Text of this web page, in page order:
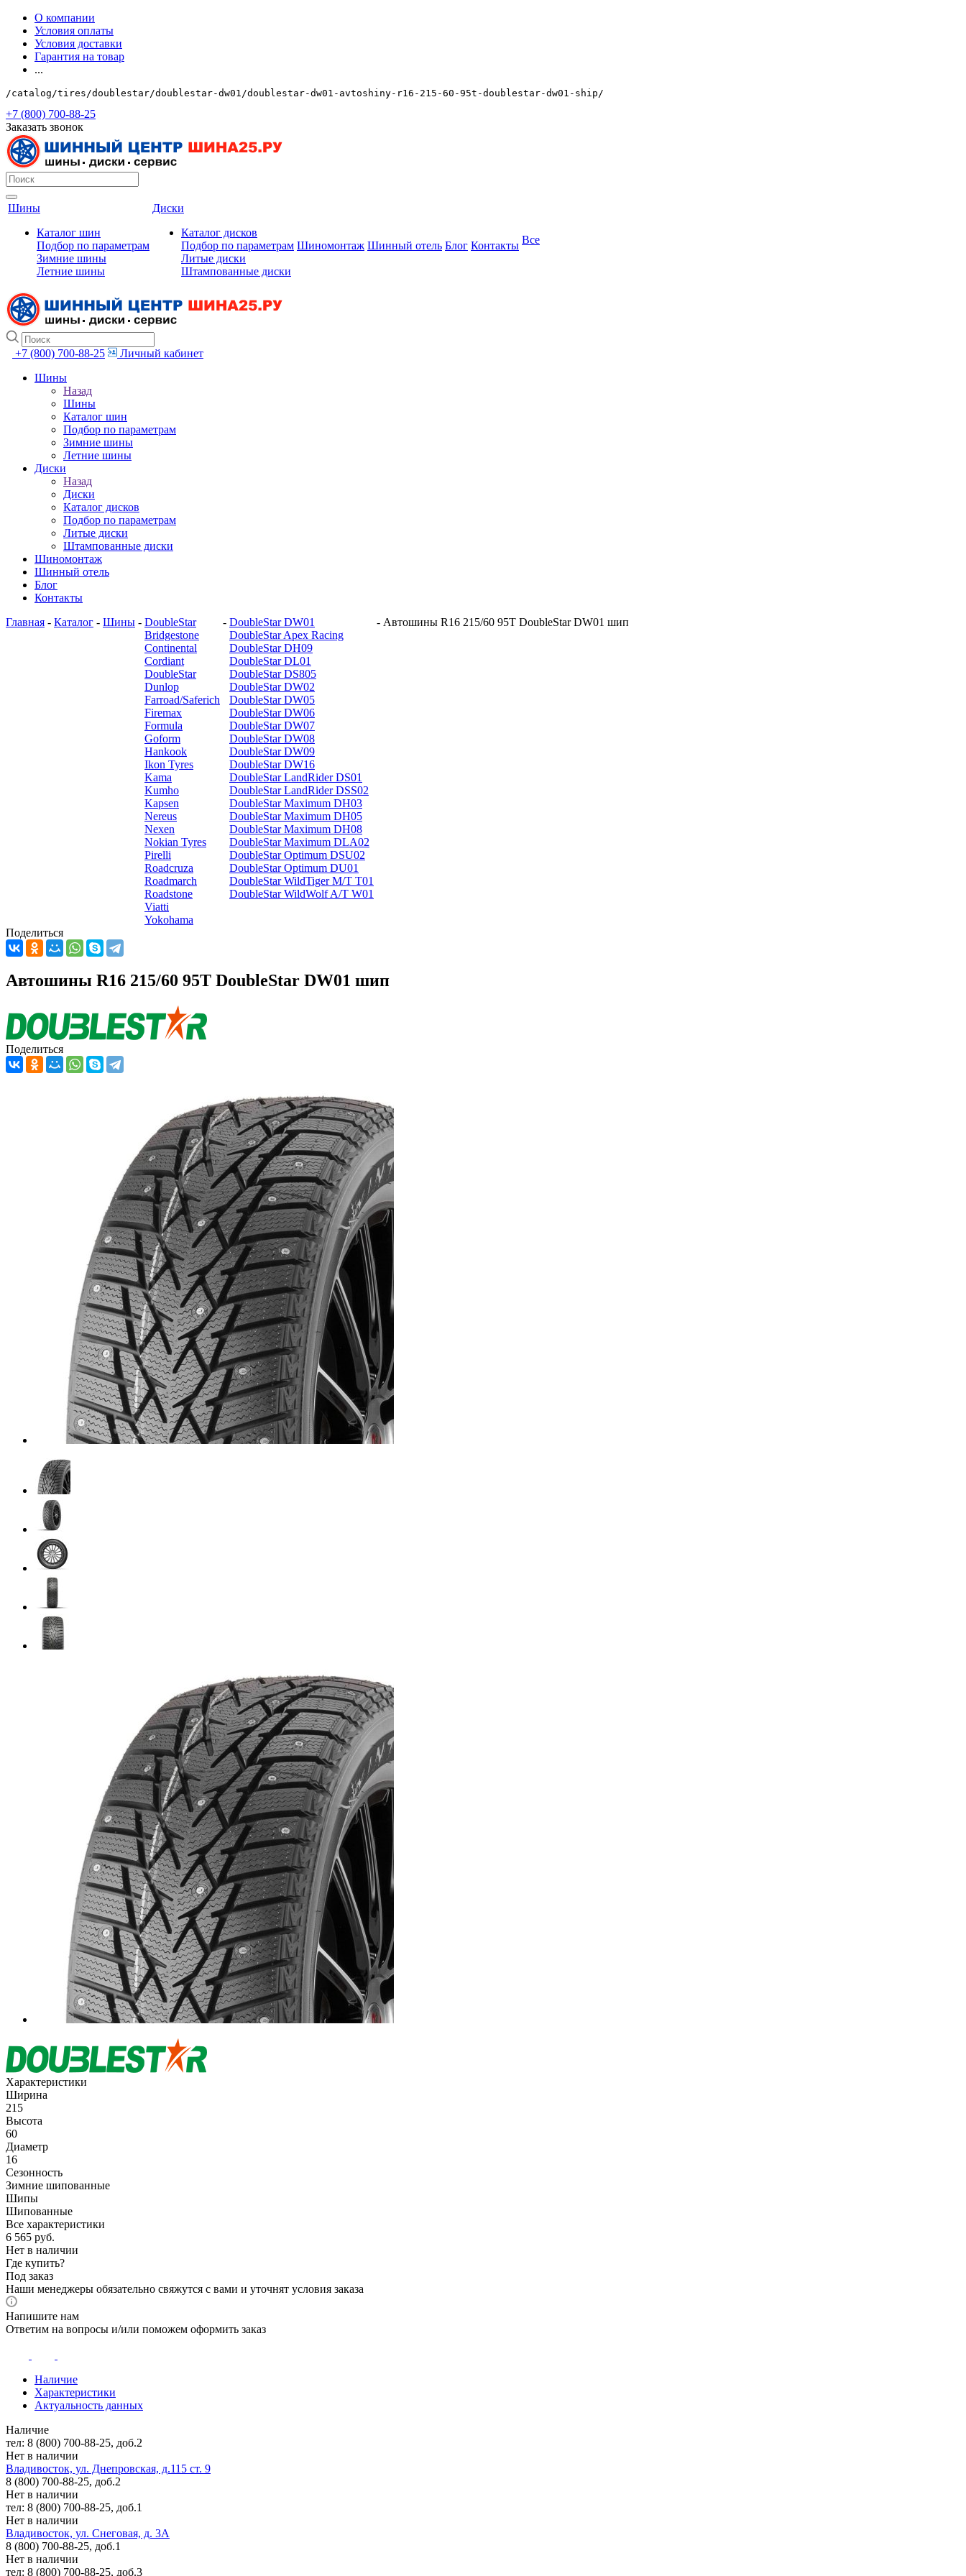
О компании
Условия оплаты
Условия доставки
Гарантия на товар
...
/catalog/tires/doublestar/doublestar-dw01/doublestar-dw01-avtoshiny-r16-215-60-95t-doublestar-dw01-ship/
+7 (800) 700-88-25
Заказать звонок
Шины
Каталог шин
Подбор по параметрам
Зимние шины
Летние шины
Диски
Каталог дисков
Подбор по параметрам
Литые диски
Штампованные диски
Шиномонтаж Шинный отель Блог Контакты Все
+7 (800) 700-88-25
Личный кабинет
Шины
Назад
Шины
Каталог шин
Подбор по параметрам
Зимние шины
Летние шины
Диски
Назад
Диски
Каталог дисков
Подбор по параметрам
Литые диски
Штампованные диски
Шиномонтаж
Шинный отель
Блог
Контакты
Главная - Каталог - Шины - DoubleStar
Bridgestone
Continental
Cordiant
DoubleStar
Dunlop
Farroad/Saferich
Firemax
Formula
Goform
Hankook
Ikon Tyres
Kama
Kumho
Kapsen
Nereus
Nexen
Nokian Tyres
Pirelli
Roadcruza
Roadmarch
Roadstone
Viatti
Yokohama
- DoubleStar DW01
DoubleStar Apex Racing
DoubleStar DH09
DoubleStar DL01
DoubleStar DS805
DoubleStar DW02
DoubleStar DW05
DoubleStar DW06
DoubleStar DW07
DoubleStar DW08
DoubleStar DW09
DoubleStar DW16
DoubleStar LandRider DS01
DoubleStar LandRider DSS02
DoubleStar Maximum DH03
DoubleStar Maximum DH05
DoubleStar Maximum DH08
DoubleStar Maximum DLA02
DoubleStar Optimum DSU02
DoubleStar Optimum DU01
DoubleStar WildTiger M/T T01
DoubleStar WildWolf A/T W01
- Автошины R16 215/60 95T DoubleStar DW01 шип
Поделиться
Автошины R16 215/60 95T DoubleStar DW01 шип
Поделиться
Характеристики
Ширина
215
Высота
60
Диаметр
16
Сезонность
Зимние шипованные
Шипы
Шипованные
Все характеристики
6 565 руб.
Нет в наличии
Где купить?
Под заказ
Наши менеджеры обязательно свяжутся с вами и уточнят условия заказа
Напишите нам
Ответим на вопросы и/или поможем оформить заказ
Наличие
Характеристики
Актуальность данных
Наличие
тел: 8 (800) 700-88-25, доб.2
Нет в наличии
Владивосток, ул. Днепровская, д.115 ст. 9
8 (800) 700-88-25, доб.2
Нет в наличии
тел: 8 (800) 700-88-25, доб.1
Нет в наличии
Владивосток, ул. Снеговая, д. 3А
8 (800) 700-88-25, доб.1
Нет в наличии
тел: 8 (800) 700-88-25, доб.3